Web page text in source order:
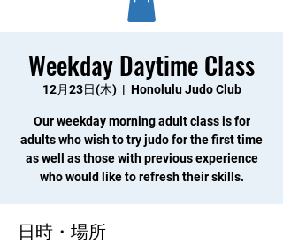
Weekday Daytime Class
12月23日(木)
  |
Honolulu Judo Club
Our weekday morning adult class is for
adults who wish to try judo for the first time
as well as those with previous experience
who would like to refresh their skills.
日時・場所